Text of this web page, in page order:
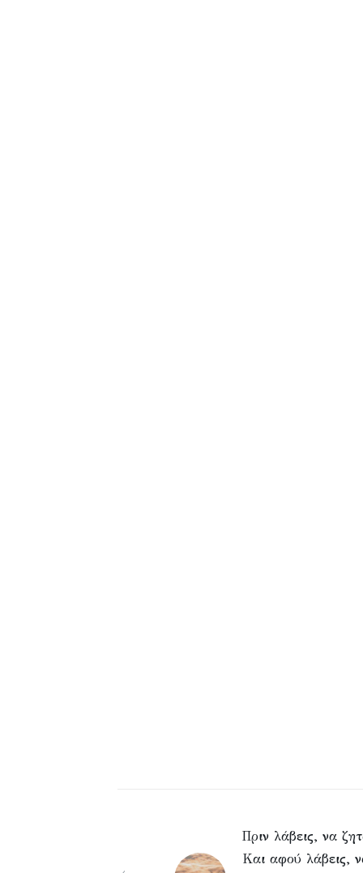
Πριν λάβεις, να
Και αφού λάβεις,